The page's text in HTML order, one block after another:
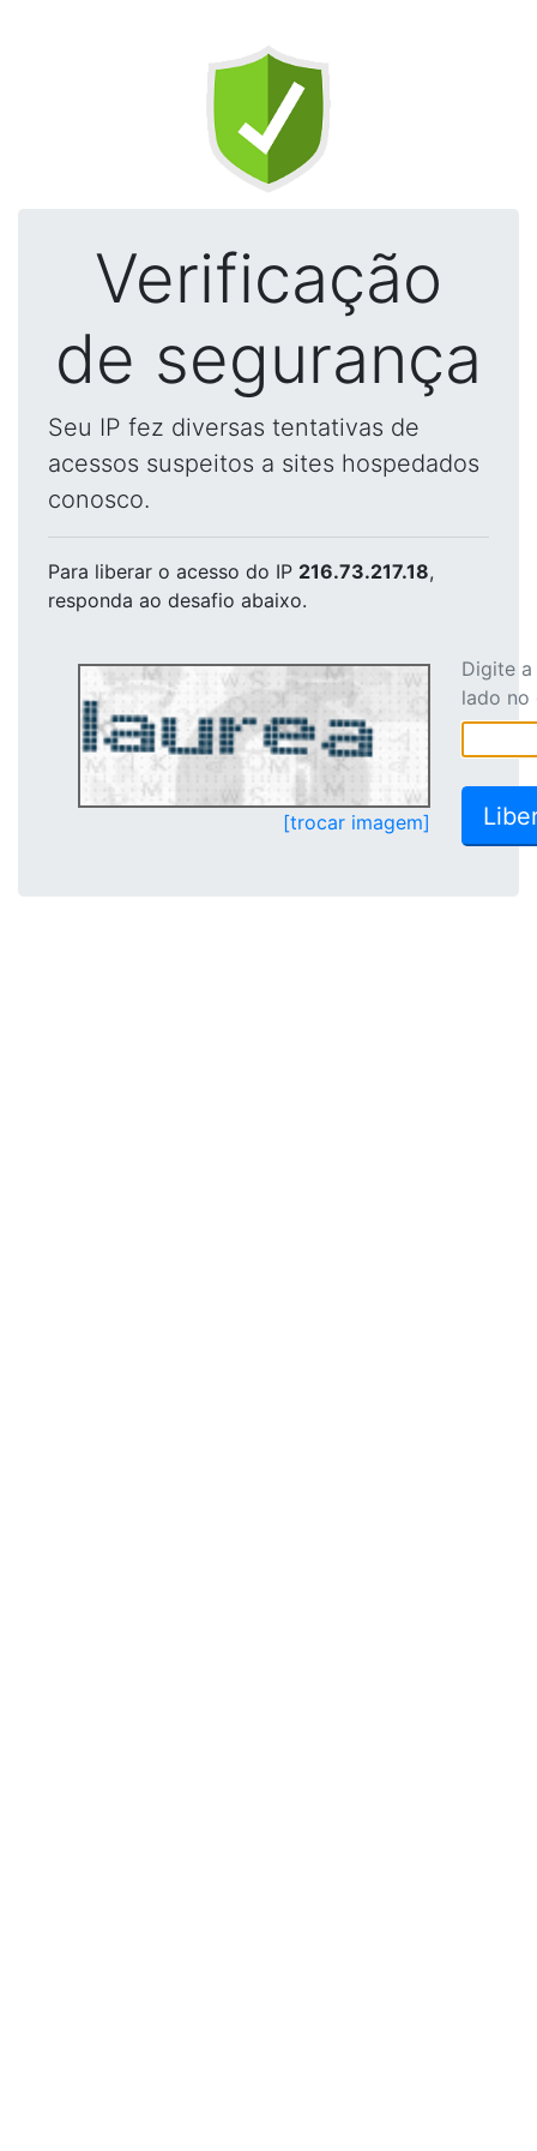
Verificação
de segurança
Seu IP fez diversas tentativas de
acessos suspeitos a sites hospedados
conosco.
Para liberar o acesso do IP 216.73.217.18,
responda ao desafio abaixo.
[trocar imagem]
Digite
lado no